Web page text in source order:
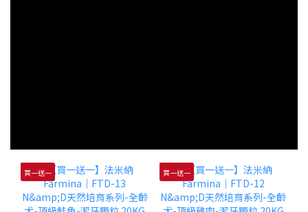
買一送一 買一送一